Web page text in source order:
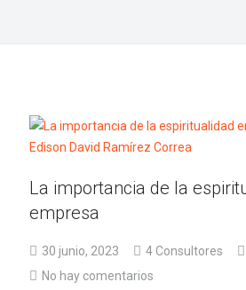
La importancia de la
empresa
30 junio, 2023 4 Consultores
No hay comentarios